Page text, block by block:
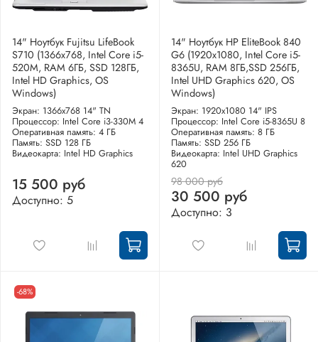
14" Ноутбук Fujitsu LifeBook
S710 (1366x768, Intel Core i5-
520M, RAM 6ГБ, SSD 128ГБ,
Intel HD Graphics, OS
Windows)
Экран: 1366x768 14" TN
Процессор: Intel Core i3-330M 4
Оперативная память: 4 ГБ
Память: SSD 128 ГБ
Видеокарта: Intel HD Graphics
15 500 руб
Доступно: 5
14" Ноутбук HP EliteBook 840
G6 (1920x1080, Intel Core i5-
8365U, RAM 8ГБ,SSD 256ГБ,
Intel UHD Graphics 620, OS
Windows)
Экран: 1920x1080 14" IPS
Процессор: Intel Core i5-8365U 8
Оперативная память: 8 ГБ
Память: SSD 256 ГБ
Видеокарта: Intel UHD Graphics
620
98 000 руб
30 500 руб
Доступно: 3
-68%